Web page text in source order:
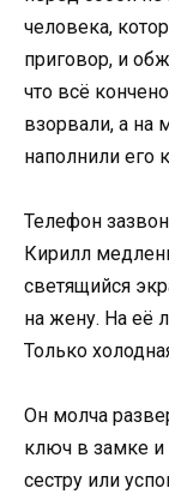
человека,
приговор, и
что всё
взорвали, а на
наполнили его
Телефон
Кирилл
светящийся
на жену. На её
Только
Он молча
ключ в замке
сестру или